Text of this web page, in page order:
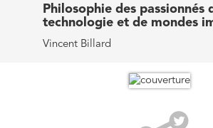
Philosophie des passionnés
technologie et de mondes
Vincent Billard